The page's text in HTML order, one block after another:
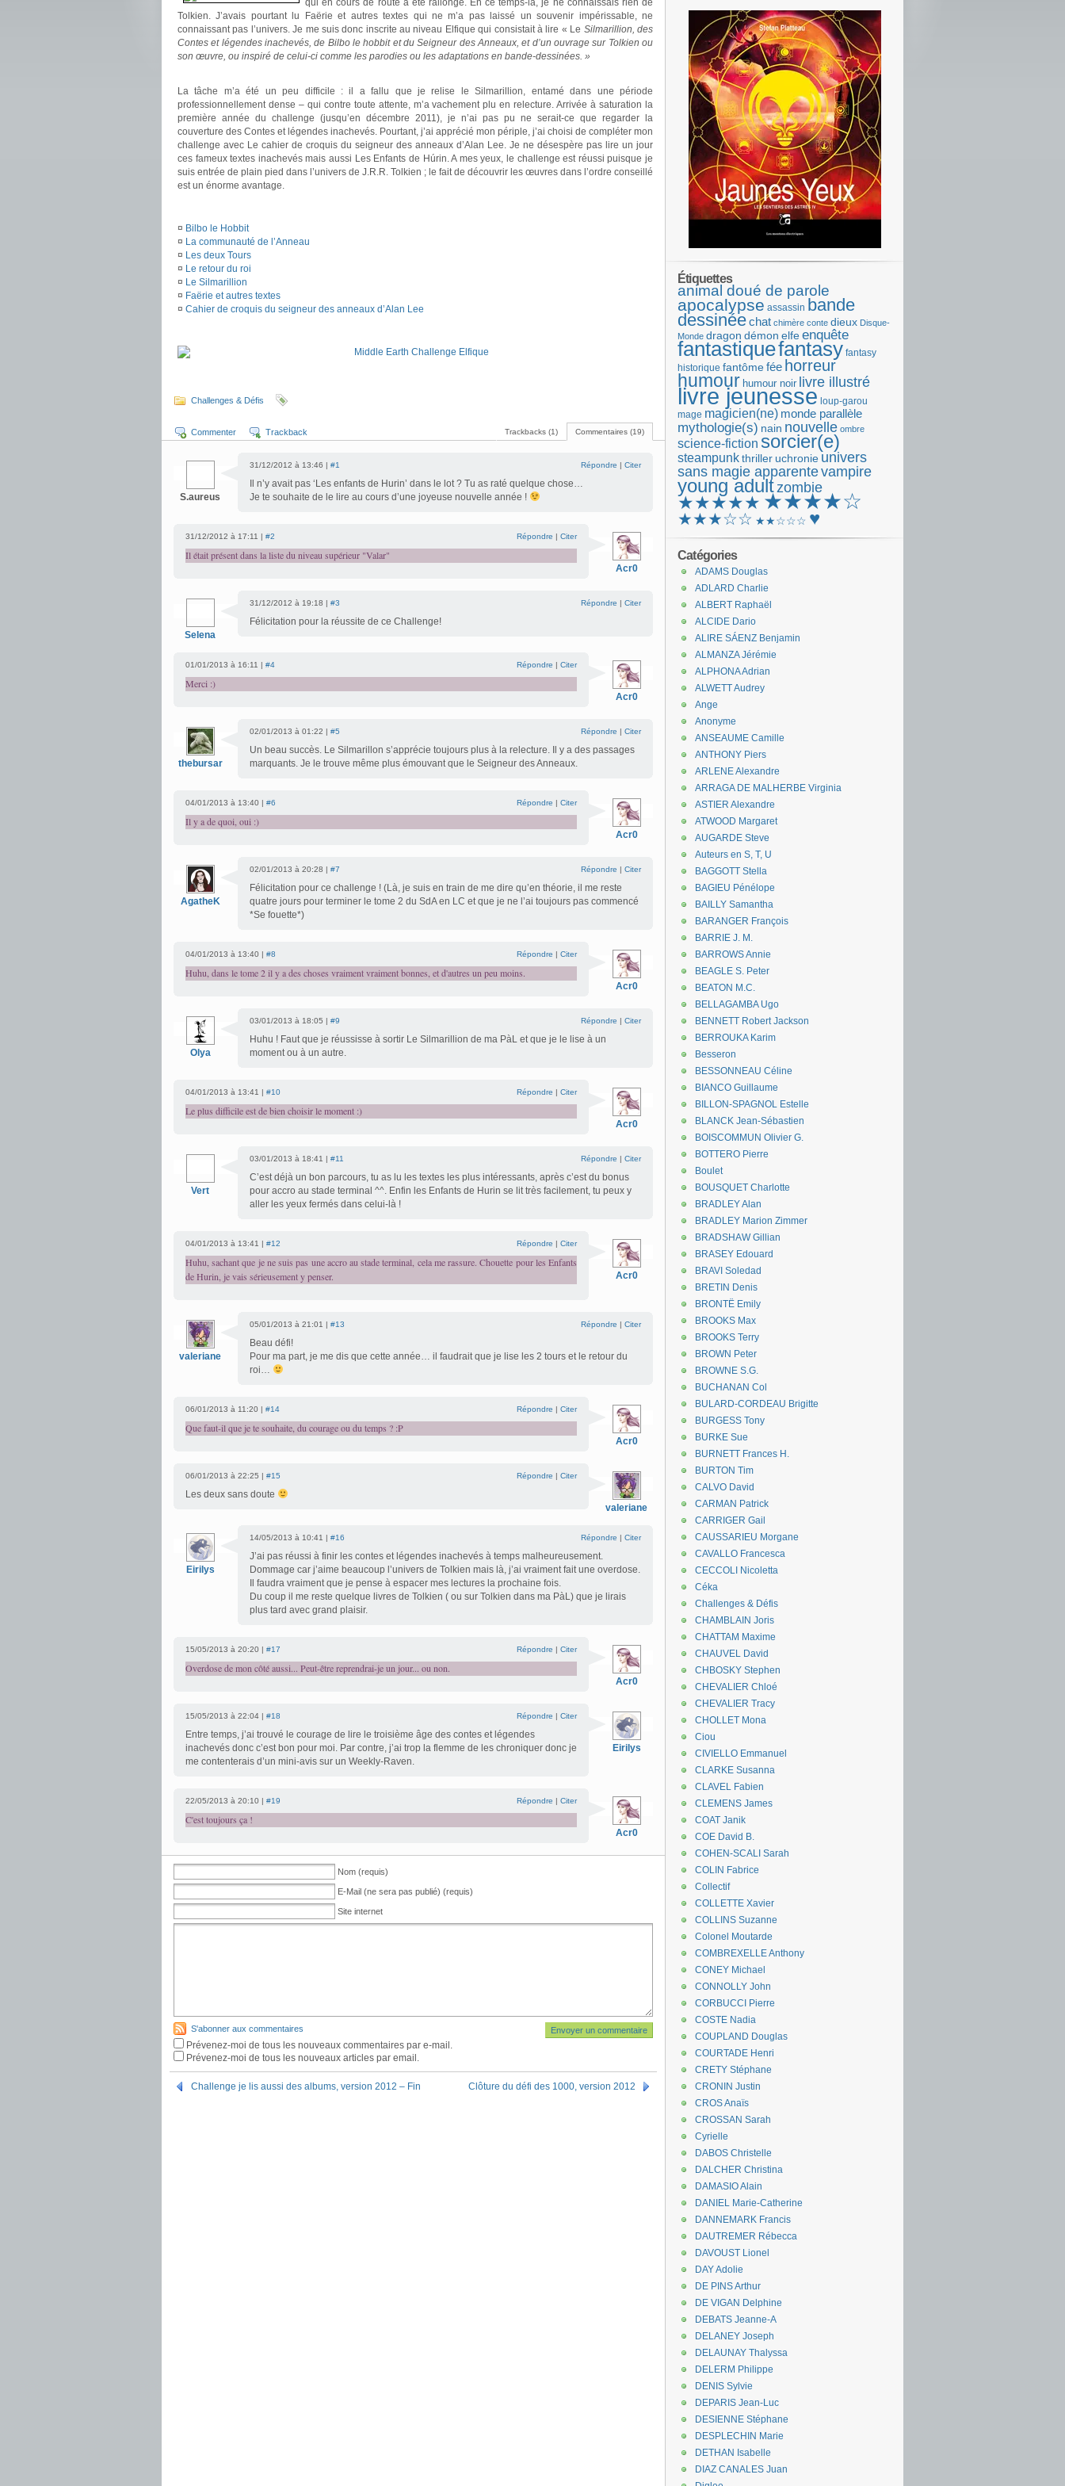
qui en cours de route a été rallongé. En ce temps-là, je ne connaissais rien de
Tolkien. J’avais pourtant lu Faërie et autres textes qui ne m’a pas laissé un souvenir impérissable, ne
connaissant pas l’univers. Je me suis donc inscrite au niveau Elfique qui consistait à lire « Le Silmarillion, des
Contes et légendes inachevés, de Bilbo le hobbit et du Seigneur des Anneaux, et d’un ouvrage sur Tolkien ou
son œuvre, ou inspiré de celui-ci comme les parodies ou les adaptations en bande-dessinées. »
La tâche m’a été un peu difficile : il a fallu que je relise le Silmarillion, entamé dans une période
professionnellement dense – qui contre toute attente, m’a vachement plu en relecture. Arrivée à saturation la
première année du challenge (jusqu’en décembre 2011), je n’ai pas pu ne serait-ce que regarder la
couverture des Contes et légendes inachevés. Pourtant, j’ai apprécié mon périple, j’ai choisi de compléter mon
challenge avec Le cahier de croquis du seigneur des anneaux d’Alan Lee. Je ne désespère pas lire un jour
ces fameux textes inachevés mais aussi Les Enfants de Húrin. A mes yeux, le challenge est réussi puisque je
suis entrée de plain pied dans l’univers de J.R.R. Tolkien ; le fait de découvrir les œuvres dans l’ordre conseillé
est un énorme avantage.
¤ Bilbo le Hobbit
¤ La communauté de l’Anneau
¤ Les deux Tours
¤ Le retour du roi
¤ Le Silmarillion
¤ Faërie et autres textes
¤ Cahier de croquis du seigneur des anneaux d’Alan Lee
Challenges & Défis
Commentaires (19)
Trackbacks (1)
Commenter Trackback
S.aureus
31/12/2012 à 13:46 | #1 Répondre | Citer
Il n’y avait pas ‘Les enfants de Hurin’ dans le lot ? Tu as raté quelque chose…
Je te souhaite de le lire au cours d’une joyeuse nouvelle année !
Acr0
31/12/2012 à 17:11 | #2 Répondre | Citer
Il était présent dans la liste du niveau supérieur "Valar"
Selena
31/12/2012 à 19:18 | #3 Répondre | Citer
Félicitation pour la réussite de ce Challenge!
Acr0
01/01/2013 à 16:11 | #4 Répondre | Citer
Merci :)
thebursar
02/01/2013 à 01:22 | #5 Répondre | Citer
Un beau succès. Le Silmarillon s’apprécie toujours plus à la relecture. Il y a des passages
marquants. Je le trouve même plus émouvant que le Seigneur des Anneaux.
Acr0
04/01/2013 à 13:40 | #6 Répondre | Citer
Il y a de quoi, oui :)
AgatheK
02/01/2013 à 20:28 | #7 Répondre | Citer
Félicitation pour ce challenge ! (Là, je suis en train de me dire qu’en théorie, il me reste
quatre jours pour terminer le tome 2 du SdA en LC et que je ne l’ai toujours pas commencé
*Se fouette*)
Acr0
04/01/2013 à 13:40 | #8 Répondre | Citer
Huhu, dans le tome 2 il y a des choses vraiment vraiment bonnes, et d'autres un peu moins.
Olya
03/01/2013 à 18:05 | #9 Répondre | Citer
Huhu ! Faut que je réussisse à sortir Le Silmarillion de ma PàL et que je le lise à un
moment ou à un autre.
Acr0
04/01/2013 à 13:41 | #10 Répondre | Citer
Le plus difficile est de bien choisir le moment :)
Vert
03/01/2013 à 18:41 | #11 Répondre | Citer
C’est déjà un bon parcours, tu as lu les textes les plus intéressants, après c’est du bonus
pour accro au stade terminal ^^. Enfin les Enfants de Hurin se lit très facilement, tu peux y
aller les yeux fermés dans celui-là !
Acr0
04/01/2013 à 13:41 | #12 Répondre | Citer
Huhu, sachant que je ne suis pas une accro au stade terminal, cela me rassure. Chouette pour les Enfants
de Hurin, je vais sérieusement y penser.
valeriane
05/01/2013 à 21:01 | #13 Répondre | Citer
Beau défi!
Pour ma part, je me dis que cette année… il faudrait que je lise les 2 tours et le retour du
roi…
Acr0
06/01/2013 à 11:20 | #14 Répondre | Citer
Que faut-il que je te souhaite, du courage ou du temps ? :P
valeriane
06/01/2013 à 22:25 | #15 Répondre | Citer
Les deux sans doute
Eirilys
14/05/2013 à 10:41 | #16 Répondre | Citer
J’ai pas réussi à finir les contes et légendes inachevés à temps malheureusement.
Dommage car j’aime beaucoup l’univers de Tolkien mais là, j’ai vraiment fait une overdose.
Il faudra vraiment que je pense à espacer mes lectures la prochaine fois.
Du coup il me reste quelque livres de Tolkien ( ou sur Tolkien dans ma PàL) que je lirais
plus tard avec grand plaisir.
Acr0
15/05/2013 à 20:20 | #17 Répondre | Citer
Overdose de mon côté aussi... Peut-être reprendrai-je un jour... ou non.
Eirilys
15/05/2013 à 22:04 | #18 Répondre | Citer
Entre temps, j’ai trouvé le courage de lire le troisième âge des contes et légendes
inachevés donc c’est bon pour moi. Par contre, j’ai trop la flemme de les chroniquer donc je
me contenterais d’un mini-avis sur un Weekly-Raven.
Acr0
22/05/2013 à 20:10 | #19 Répondre | Citer
C'est toujours ça !
Nom (requis)
E-Mail (ne sera pas publié) (requis)
Site internet
S'abonner aux commentaires
Prévenez-moi de tous les nouveaux commentaires par e-mail.
Prévenez-moi de tous les nouveaux articles par email.
Challenge je lis aussi des albums, version 2012 – Fin Clôture du défi des 1000, version 2012
Étiquettes
animal doué de parole
apocalypse assassin bande
dessinéechat chimère conte dieux Disque-
Monde dragon démon elfeenquête
fantastiquefantasy fantasy
historique fantômefée horreur
humour humour noir livre illustré
livre jeunesse loup-garou
mage magicien(ne) monde parallèle
mythologie(s) nain nouvelle ombre
science-fiction sorcier(e)
steampunkthriller uchronie univers
sans magie apparentevampire
young adultzombie
★★★★★ ★★★★☆
★★★☆☆ ★★☆☆☆ ♥
Catégories
ADAMS Douglas
ADLARD Charlie
ALBERT Raphaël
ALCIDE Dario
ALIRE SÁENZ Benjamin
ALMANZA Jérémie
ALPHONA Adrian
ALWETT Audrey
Ange
Anonyme
ANSEAUME Camille
ANTHONY Piers
ARLENE Alexandre
ARRAGA DE MALHERBE Virginia
ASTIER Alexandre
ATWOOD Margaret
AUGARDE Steve
Auteurs en S, T, U
BAGGOTT Stella
BAGIEU Pénélope
BAILLY Samantha
BARANGER François
BARRIE J. M.
BARROWS Annie
BEAGLE S. Peter
BEATON M.C.
BELLAGAMBA Ugo
BENNETT Robert Jackson
BERROUKA Karim
Besseron
BESSONNEAU Céline
BIANCO Guillaume
BILLON-SPAGNOL Estelle
BLANCK Jean-Sébastien
BOISCOMMUN Olivier G.
BOTTERO Pierre
Boulet
BOUSQUET Charlotte
BRADLEY Alan
BRADLEY Marion Zimmer
BRADSHAW Gillian
BRASEY Edouard
BRAVI Soledad
BRETIN Denis
BRONTË Emily
BROOKS Max
BROOKS Terry
BROWN Peter
BROWNE S.G.
BUCHANAN Col
BULARD-CORDEAU Brigitte
BURGESS Tony
BURKE Sue
BURNETT Frances H.
BURTON Tim
CALVO David
CARMAN Patrick
CARRIGER Gail
CAUSSARIEU Morgane
CAVALLO Francesca
CECCOLI Nicoletta
Céka
Challenges & Défis
CHAMBLAIN Joris
CHATTAM Maxime
CHAUVEL David
CHBOSKY Stephen
CHEVALIER Chloé
CHEVALIER Tracy
CHOLLET Mona
Ciou
CIVIELLO Emmanuel
CLARKE Susanna
CLAVEL Fabien
CLEMENS James
COAT Janik
COE David B.
COHEN-SCALI Sarah
COLIN Fabrice
Collectif
COLLETTE Xavier
COLLINS Suzanne
Colonel Moutarde
COMBREXELLE Anthony
CONEY Michael
CONNOLLY John
CORBUCCI Pierre
COSTE Nadia
COUPLAND Douglas
COURTADE Henri
CRETY Stéphane
CRONIN Justin
CROS Anaïs
CROSSAN Sarah
Cyrielle
DABOS Christelle
DALCHER Christina
DAMASIO Alain
DANIEL Marie-Catherine
DANNEMARK Francis
DAUTREMER Rébecca
DAVOUST Lionel
DAY Adolie
DE PINS Arthur
DE VIGAN Delphine
DEBATS Jeanne-A
DELANEY Joseph
DELAUNAY Thalyssa
DELERM Philippe
DENIS Sylvie
DEPARIS Jean-Luc
DESIENNE Stéphane
DESPLECHIN Marie
DETHAN Isabelle
DIAZ CANALES Juan